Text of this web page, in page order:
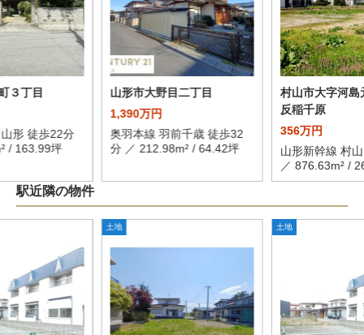
３丁目
形 徒歩22分
/ 163.99坪
山形市大野目二丁目
1,390万円
奥羽本線 羽前千歳 徒歩32
分 ／ 212.98m² / 64.42坪
村山市大字河島
反稲千原
356万円
山形新幹線 村
／ 876.63m² /
駅近隣の物件
土地 土地